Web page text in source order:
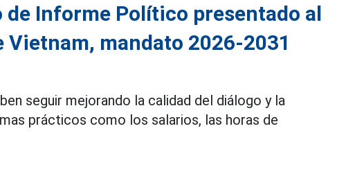
Informe Político presentado al
Vietnam, mandato 2026-2031
seguir mejorando la calidad del diálogo y la
prácticos como los salarios, las horas de